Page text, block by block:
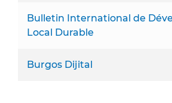
Bulletin International de
Local Durable
Burgos Dijital